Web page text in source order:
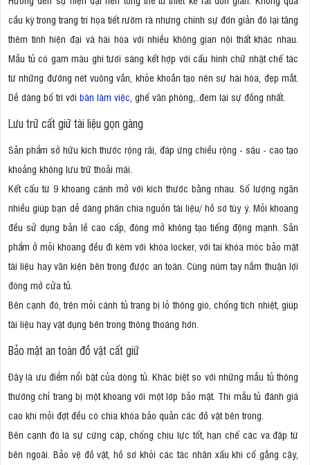
cầu kỳ trong trang trí họa tiết rườm rà nhưng chính sự đơn giản đó lại tăng
thêm tính hiện đại và hài hòa với nhiều không gian nội thất khác nhau.
Mẫu tủ có gam màu ghi tươi sáng kết hợp với cấu hình chữ nhật chế tác
từ những đường nét vuông vắn, khỏe khoắn tạo nên sự hài hòa, đẹp mắt.
Dễ dàng bố trí với bàn làm việc , ghế văn phòng,..đem lại sự đồng nhất.
Lưu trữ cất giữ tài liệu gọn gàng
Sản phẩm sở hữu kích thước rộng rãi, đáp ứng chiều rộng - sâu - cao tạo
khoảng không lưu trữ thoải mái.
Kết cấu từ 9 khoang cánh mở với kích thước bằng nhau. Số lượng ngăn
nhiều giúp bạn dễ dàng phân chia nguồn tài liệu/ hồ sơ tùy ý. Mỗi khoang
đều sử dụng bản lề cao cấp, đóng mở không tạo tiếng động mạnh. Sản
phẩm ở mỗi khoang đều đi kèm với khóa locker, với tai khóa móc bảo mật
tài liệu hay văn kiện bên trong được an toàn. Cùng núm tay nắm thuận lợi
đóng mở cửa tủ.
Bên cạnh đó, trên mỗi cánh tủ trang bị lỗ thông gió, chống tích nhiệt, giúp
tài liệu hay vật dụng bên trong thông thoáng hơn.
Bảo mật an toàn đồ vật cất giữ
Đây là ưu điểm nổi bật của dòng tủ. Khác biệt so với những mẫu tủ thông
thường chỉ trang bị một khoang với một lớp bảo mật. Thì mẫu tủ đánh giá
cao khi mỗi đợt đều có chìa khóa bảo quản các đồ vật bên trong.
Bên cạnh đó là sự cứng cáp, chống chịu lực tốt, hạn chế các va đập từ
bên ngoài. Bảo vệ đồ vật, hồ sơ khỏi các tác nhân xấu khi cố gắng cậy,